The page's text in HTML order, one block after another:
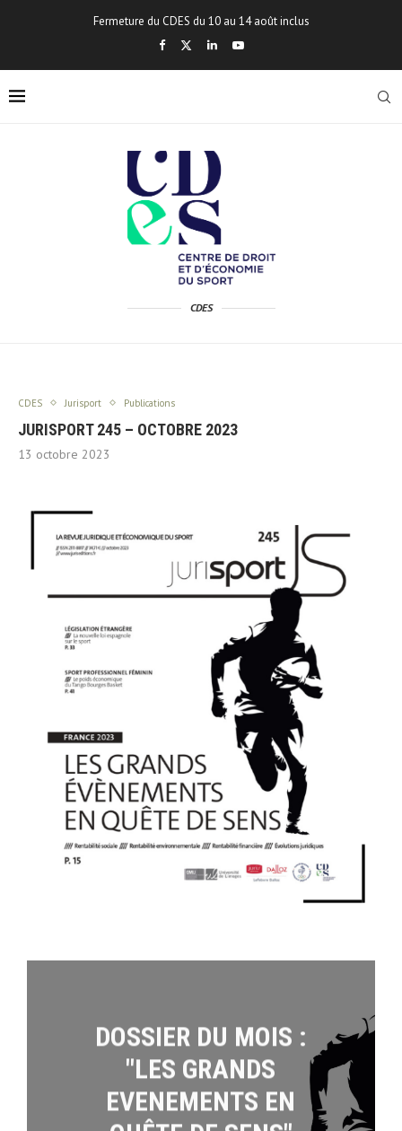
Fermeture du CDES du 10 au 14 août inclus
CDES
CDES Jurisport Publications
JURISPORT 245 – OCTOBRE 2023
13 octobre 2023
DOSSIER DU MOIS :
"LES GRANDS
EVENEMENTS EN